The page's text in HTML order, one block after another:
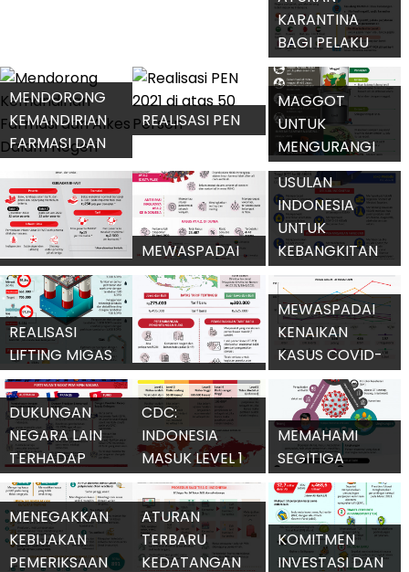
KARANTINA
BAGI PELAKU
PERJALANAN
INTERNASIONAL
MENDORONG
KEMANDIRIAN
FARMASI DAN
ALKES DALAM
NEGERI
REALISASI PEN
PERSEN
MAGGOT
UNTUK
MENGURANGI
SAMPAH
ORGANIK
MENGENAL
SISTEM BI-FAST
MEWASPADAI
VARIAN
CORONA AY.4.2
USULAN
INDONESIA
UNTUK
KEBANGKITAN
ASEAN HADAPI
PANDEMI
REALISASI
LIFTING MIGAS
MAMPIR 100
PERSEN
TARIF TES PCR
TURUN LAGI
MEWASPADAI
KENAIKAN
KASUS COVID-
19 DI 10
PROVINSI
DUKUNGAN
NEGARA LAIN
TERHADAP
PRESIDENSI G20
INDONESIA
CDC:
INDONESIA
MASUK LEVEL 1
DAN AMAN
DIKUNJUNGI
MEMAHAMI
SEGITIGA
EPIDEMI
COVID-19
MENEGAKKAN
KEBIJAKAN
PEMERIKSAAN
ATURAN
TERBARU
KEDATANGAN
KOMITMEN
INVESTASI DAN